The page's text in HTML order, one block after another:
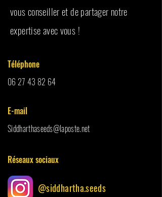
vous conseiller et de partager notre
expertise avec vous !
Téléphone
06 27 43 82 64
E-mail
Siddharthaseeds@laposte.net
Réseaux sociaux
@siddhartha.seeds